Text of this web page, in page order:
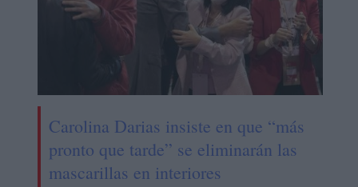
Carolina Darias insiste en que “más
pronto que tarde” se eliminarán las
mascarillas en interiores